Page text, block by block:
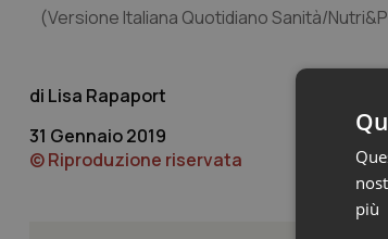
(Versione Italiana Quotidiano Sanità/
Lisa Rapaport
31 Gennaio 2019
© Riproduzione riservata
più